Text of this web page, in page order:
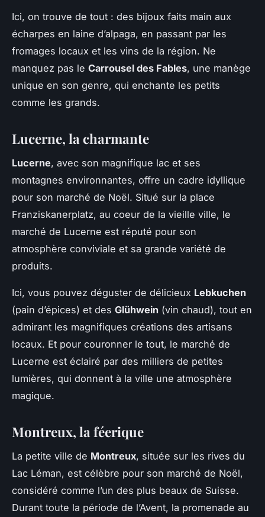
Ici, on trouve de tout : des bijoux faits main aux
écharpes en laine d’alpaga, en passant par les
fromages locaux et les vins de la région. Ne
manquez pas le Carrousel des Fables, une manège
unique en son genre, qui enchante les petits
comme les grands.
Lucerne, la charmante
Lucerne, avec son magnifique lac et ses
montagnes environnantes, offre un cadre idyllique
pour son marché de Noël. Situé sur la place
Franziskanerplatz, au coeur de la vieille ville, le
marché de Lucerne est réputé pour son
atmosphère conviviale et sa grande variété de
produits.
Ici, vous pouvez déguster de délicieux Lebkuchen
(pain d’épices) et des Glühwein (vin chaud), tout en
admirant les magnifiques créations des artisans
locaux. Et pour couronner le tout, le marché de
Lucerne est éclairé par des milliers de petites
lumières, qui donnent à la ville une atmosphère
magique.
Montreux, la féerique
La petite ville de Montreux, située sur les rives du
Lac Léman, est célèbre pour son marché de Noël,
considéré comme l’un des plus beaux de Suisse.
Durant toute la période de l’Avent, la promenade au